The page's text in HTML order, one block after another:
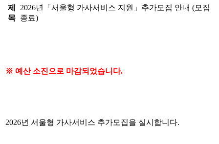
제
목
2026년「서울형 가사서비스 지원」추가모집 안내 (모집
종료)
※ 예산 소진으로 마감되었습니다.
2026년 서울형 가사서비스 추가모집을 실시합니다.